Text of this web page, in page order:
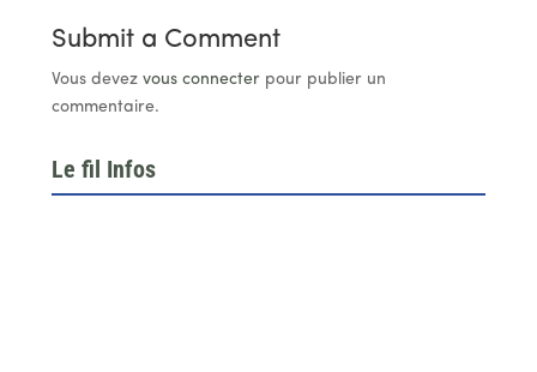
Submit a Comment
Vous devez vous connecterpour publier un
commentaire.
Le fil Infos